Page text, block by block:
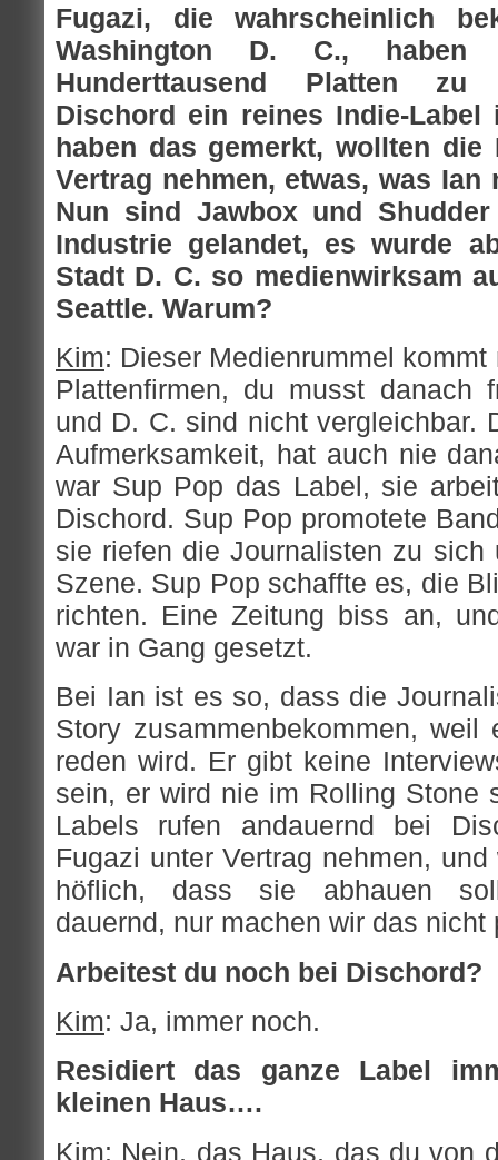
Fugazi, die wahrscheinlich
Washington D. C.,
Hunderttausend Platten zu
Dischord ein reines Indie-Label
haben das gemerkt, wollten die
Vertrag nehmen, etwas, was
Nun sind Jawbox und
Industrie gelandet, es wurde
Stadt D. C. so medienwirksam
Seattle. Warum?
Kim: Dieser Medienrummel
Plattenfirmen, du musst danach
und D. C. sind nicht vergleichbar.
Aufmerksamkeit, hat auch nie
war Sup Pop das Label, sie
Dischord. Sup Pop promotete
sie riefen die Journalisten zu sich
Szene. Sup Pop schaffte es, die
richten. Eine Zeitung biss an,
war in Gang gesetzt.
Bei Ian ist es so, dass die
Story zusammenbekommen,
reden wird. Er gibt keine
sein, er wird nie im Rolling Stone
Labels rufen andauernd bei
Fugazi unter Vertrag nehmen,
höflich, dass sie abhauen
dauernd, nur machen wir das nicht
Arbeitest du noch bei Dischord?
Kim: Ja, immer noch.
Residiert das ganze Label
kleinen Haus….
Kim: Nein, das Haus, das du von